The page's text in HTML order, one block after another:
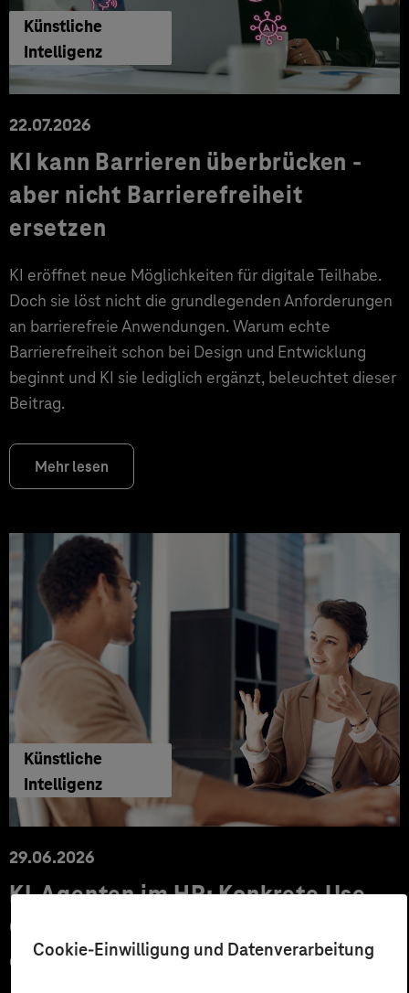
Cookie-Einwilligung und Datenverarbeitung
Künstliche
Intelligenz
22.07.2026
KI kann Barrieren überbrücken -
aber nicht Barrierefreiheit
ersetzen
KI eröffnet neue Möglichkeiten für digitale Teilhabe.
Doch sie löst nicht die grundlegenden Anforderungen
an barrierefreie Anwendungen. Warum echte
Barrierefreiheit schon bei Design und Entwicklung
beginnt und KI sie lediglich ergänzt, beleuchtet dieser
Beitrag.
Mehr lesen
Künstliche
Intelligenz
29.06.2026
KI‑Agenten im HR: Konkrete Use
Cases, KPIs und Governance
entlang der Employee Journey